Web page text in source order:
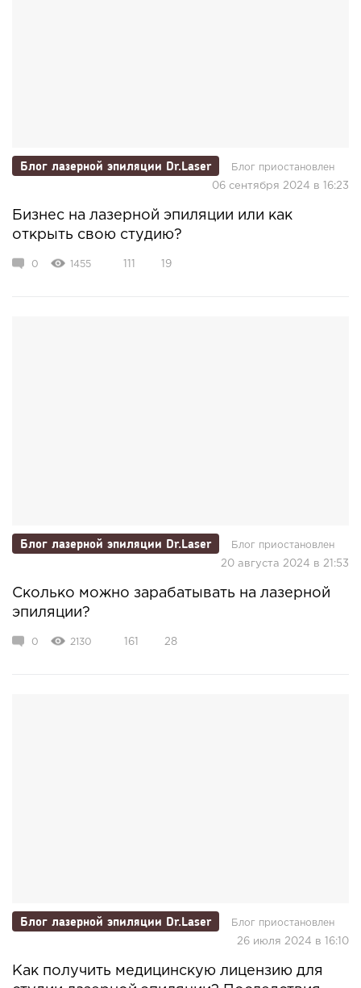
Блог лазерной эпиляции Dr.Laser Блог приостановлен
06 сентября 2024 в 16:23
Бизнес на лазерной эпиляции или как
открыть свою студию?
0 1455 19
Блог лазерной эпиляции Dr.Laser Блог приостановлен
20 августа 2024 в 21:53
Сколько можно зарабатывать на лазерной
эпиляции?
0 2130 161 28
Блог лазерной эпиляции Dr.Laser Блог приостановлен
26 июля 2024 в 16:10
Как получить медицинскую лицензию для